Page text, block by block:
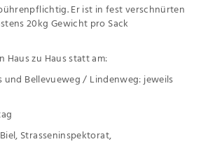
Er ist in fest verschnürten
20kg Gewicht pro Sack
Haus zu Haus statt am:
und Bellevueweg / Lindenweg: jeweils
Strasseninspektorat,